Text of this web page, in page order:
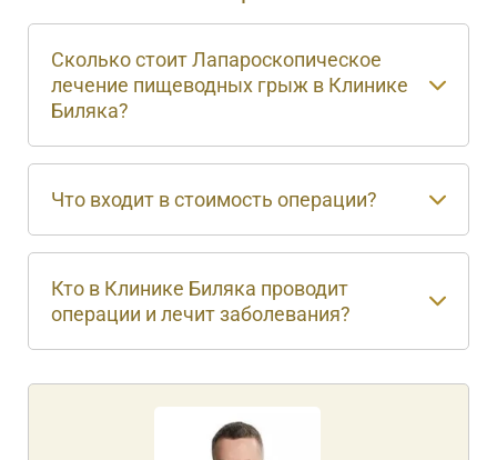
Сколько стоит Лапароскопическое
лечение пищеводных грыж в Клинике
Биляка?
Что входит в стоимость операции?
Кто в Клинике Биляка проводит
операции и лечит заболевания?